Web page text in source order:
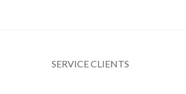
SERVICE CLIENTS